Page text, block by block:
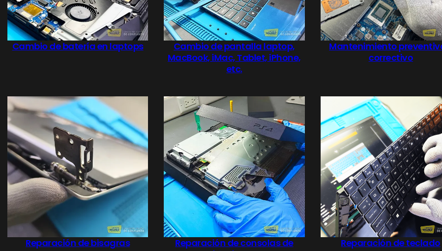
Cambio de batería en laptops
Cambio de pantalla laptop,
MacBook, iMac, Tablet, iPhone,
etc.
Mantenimiento
correctivo
Reparación de bisagras
Reparación de consolas de
Reparación de teclado